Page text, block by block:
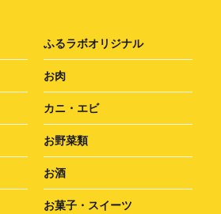
ふるラボオリジナル
お肉
カニ・エビ
お野菜類
お酒
お菓子・スイーツ